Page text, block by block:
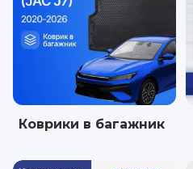
Коврики в багажник